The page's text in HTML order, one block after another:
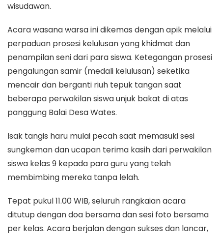
wisudawan.
Acara wasana warsa ini dikemas dengan apik melalui
perpaduan prosesi kelulusan yang khidmat dan
penampilan seni dari para siswa. Ketegangan prosesi
pengalungan samir (medali kelulusan) seketika
mencair dan berganti riuh tepuk tangan saat
beberapa perwakilan siswa unjuk bakat di atas
panggung Balai Desa Wates.
Isak tangis haru mulai pecah saat memasuki sesi
sungkeman dan ucapan terima kasih dari perwakilan
siswa kelas 9 kepada para guru yang telah
membimbing mereka tanpa lelah.
Tepat pukul 11.00 WIB, seluruh rangkaian acara
ditutup dengan doa bersama dan sesi foto bersama
per kelas. Acara berjalan dengan sukses dan lancar,